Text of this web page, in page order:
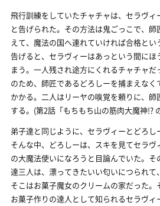
飛行訓練をしていたチャチャは、セラヴィ
と告げられた。その方法は鬼ごっこで、
えて、魔法の国へ連れていければ合格と
告げると、セラヴィーはあっという間に
まう。一人残され途方にくれるチャチャ
のため、師匠であるどろしーを捕まえなく
かかる。二人はリーヤの嗅覚を頼りに、
する。(第2話「もちもち山の筋肉大魔神!?
弟子達と同じように、セラヴィーとどろし
そんな中、どろしーは、スキを見てセラ
の大魔法使いになろうと目論んでいた。そ
達三人は、漂ってきたいい匂いにつられて
そこはお菓子魔女のクリームの家だった
お菓子作りの達人として知られるセラヴ